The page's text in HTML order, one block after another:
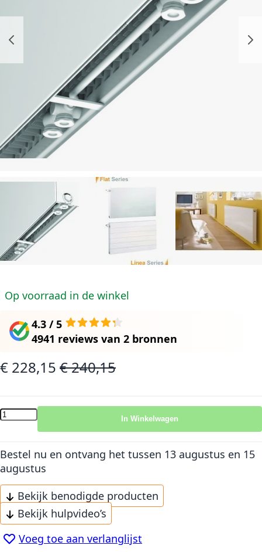
Op voorraad in de winkel
4.3 / 5
4941 reviews van 2 bronnen
Speciale prijs
€ 228,15 Normale prijs
€ 240,15
In Winkelwagen
Bestel nu en ontvang het tussen 13 augustus en 15
augustus
Bekijk benodigde producten
Bekijk hulpvideo’s
Voeg toe aan verlanglijst